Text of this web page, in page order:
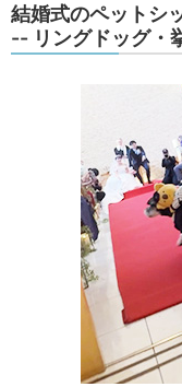
結婚式のペットシ
-- リングドッグ・